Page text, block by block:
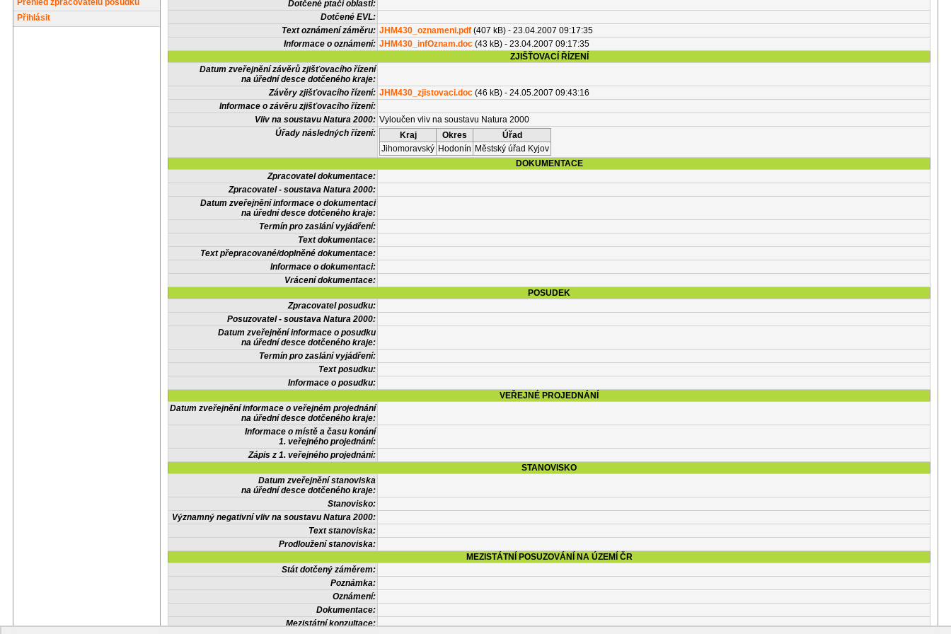
Přehled zpracovatelů posudků
Přihlásit
Dotčené ptačí oblasti:
Dotčené EVL:
Text oznámení záměru: JHM430_oznameni.pdf (407 kB) - 23.04.2007 09:17:35
Informace o oznámení: JHM430_infOznam.doc (43 kB) - 23.04.2007 09:17:35
ZJIŠŤOVACÍ ŘÍZENÍ
Datum zveřejnění závěrů zjišťovacího řízení
na úřední desce dotčeného kraje:
Závěry zjišťovacího řízení: JHM430_zjistovaci.doc (46 kB) - 24.05.2007 09:43:16
Informace o závěru zjišťovacího řízení:
Vliv na soustavu Natura 2000: Vyloučen vliv na soustavu Natura 2000
Úřady následných řízení:
Kraj Okres
Úřad
Jihomoravský Hodonín Městský úřad Kyjov
DOKUMENTACE
Zpracovatel dokumentace:
Zpracovatel - soustava Natura 2000:
Datum zveřejnění informace o dokumentaci
na úřední desce dotčeného kraje:
Termín pro zaslání vyjádření:
Text dokumentace:
Text přepracované/doplněné dokumentace:
Informace o dokumentaci:
Vrácení dokumentace:
POSUDEK
Zpracovatel posudku:
Posuzovatel - soustava Natura 2000:
Datum zveřejnění informace o posudku
na úřední desce dotčeného kraje:
Termín pro zaslání vyjádření:
Text posudku:
Informace o posudku:
VEŘEJNÉ PROJEDNÁNÍ
Datum zveřejnění informace o veřejném projednání
na úřední desce dotčeného kraje:
Informace o místě a času konání
1. veřejného projednání:
Zápis z 1. veřejného projednání:
STANOVISKO
Datum zveřejnění stanoviska
na úřední desce dotčeného kraje:
Stanovisko:
Významný negativní vliv na soustavu Natura 2000:
Text stanoviska:
Prodloužení stanoviska:
MEZISTÁTNÍ POSUZOVÁNÍ NA ÚZEMÍ ČR
Stát dotčený záměrem:
Poznámka:
Oznámení:
Dokumentace:
Mezistátní konzultace: